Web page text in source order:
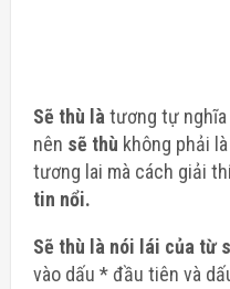
Sẽ thù là tương tự
nên sẽ thù không phải
tương lai mà cách giải
tin nổi.
Sẽ thù là nói lái của từ
vào dấu * đầu tiên và